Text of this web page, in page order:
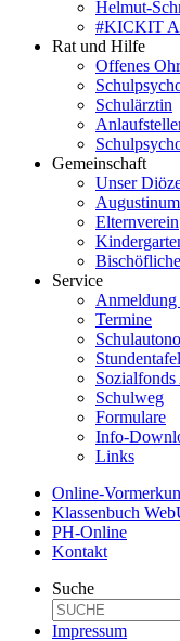
Helmut-
#KICKIT
Rat und Hilfe
Offenes Ohr
Schulärztin
Gemeinschaft
Unser
Augustinum
Elternverein
Service
Termine
Schulweg
Formulare
Info-
Links
Online-
Klassenbuch
PH-Online
Kontakt
Suche
Impressum